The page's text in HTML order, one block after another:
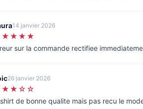
14 janvier 2026
sur la commande rectifiee
26 janvier 2026
de bonne qualite mais pas recu le